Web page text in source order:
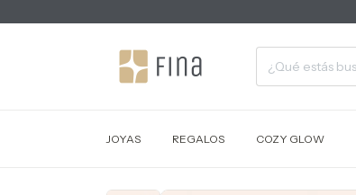
JOYAS REGALOS COZY GLOW